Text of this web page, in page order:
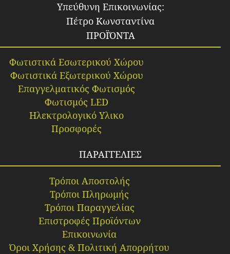
Υπεύθυνη Επικοινωνίας:
Πέτρο Κωνσταντίνα
ΠΡΟΪΌΝΤΑ
Φωτιστικά Εσωτερικού Χώρου
Φωτιστικά Εξωτερικού Χώρου
Επαγγελματικός Φωτισμός
Φωτισμός LED
Ηλεκτρολογικό Υλικο
Προσφορές
ΠΑΡΑΓΓΕΛΙΕΣ
Τρόποι Αποστολής
Τρόποι Πληρωμής
Τρόποι Παραγγελίας
Επιστροφές Προϊόντων
Επικοινωνία
Όροι Χρήσης & Πολιτική Απορρήτου